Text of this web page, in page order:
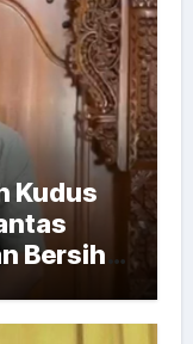
Kudus
Bersih